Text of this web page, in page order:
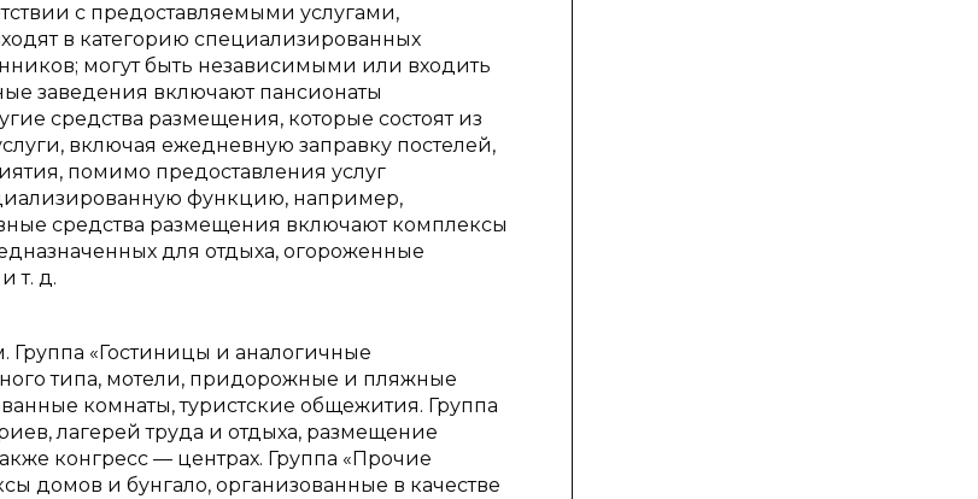
с предоставляемыми услугами,
в категорию специализированных
могут быть независимыми или входить
заведения включают пансионаты
средства размещения, которые состоят из
включая ежедневную заправку постелей,
помимо предоставления услуг
функцию, например,
средства размещения включают комплексы
для отдыха, огороженные
т. д.
«Гостиницы и аналогичные
типа, мотели, придорожные и пляжные
комнаты, туристские общежития. Группа
лагерей труда и отдыха, размещение
конгресс — центрах. Группа «Прочие
домов и бунгало, организованные в качестве